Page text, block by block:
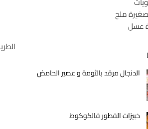
ملح
الدنجال مرقد بالثومة و عصير الحامض
خبيزات الفطور فالكوكوط